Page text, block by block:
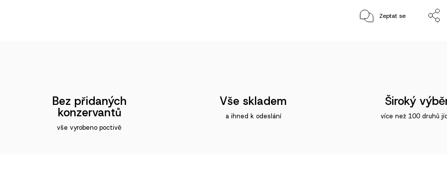
Zeptat se
Bez přidaných
konzervantů
vše vyrobeno poctivě
Vše skladem
a ihned k odeslání
Široký
více než 100 druhů